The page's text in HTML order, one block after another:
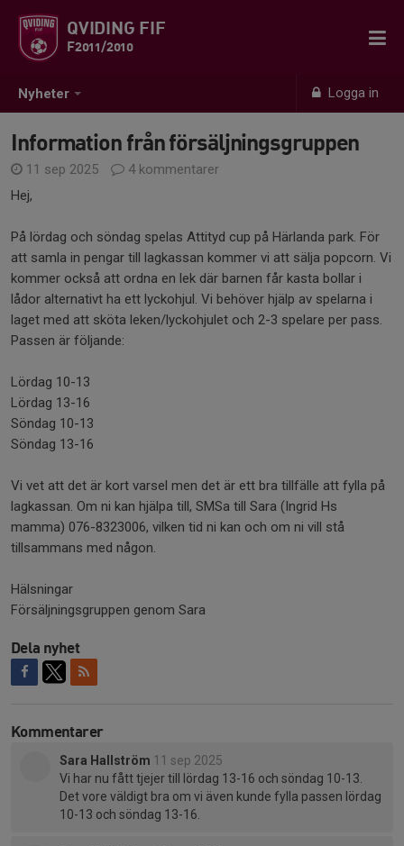
Nyheter Logga in
QVIDING FIF
F2011/2010
Information från försäljningsgruppen
11 sep 2025
4 kommentarer
Hej,
På lördag och söndag spelas Attityd cup på Härlanda park. För
att samla in pengar till lagkassan kommer vi att sälja popcorn. Vi
kommer också att ordna en lek där barnen får kasta bollar i
lådor alternativt ha ett lyckohjul. Vi behöver hjälp av spelarna i
laget med att sköta leken/lyckohjulet och 2-3 spelare per pass.
Passen är följande:
Lördag 10-13
Lördag 13-16
Söndag 10-13
Söndag 13-16
Vi vet att det är kort varsel men det är ett bra tillfälle att fylla på
lagkassan. Om ni kan hjälpa till, SMSa till Sara (Ingrid Hs
mamma) 076-8323006, vilken tid ni kan och om ni vill stå
tillsammans med någon.
Hälsningar
Försäljningsgruppen genom Sara
Dela nyhet
Kommentarer
Sara Hallström 11 sep 2025
Vi har nu fått tjejer till lördag 13-16 och söndag 10-13.
Det vore väldigt bra om vi även kunde fylla passen lördag
10-13 och söndag 13-16.